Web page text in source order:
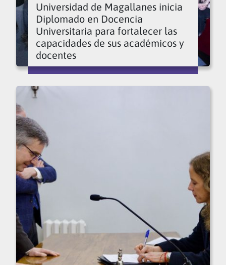
Universidad de Magallanes inicia
Diplomado en Docencia
Universitaria para fortalecer las
capacidades de sus académicos y
docentes